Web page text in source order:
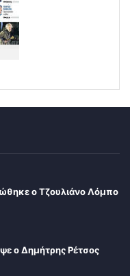
ο Τζουλιάνο Λόμπο
ο Δημήτρης Ρέτσος